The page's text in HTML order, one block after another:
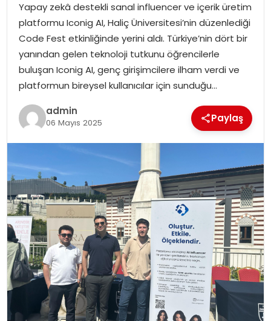
EKONOMI
MAGAZIN
TEKNOLOJI
Yapay zekâ destekli sanal influencer ve içerik üretim
platformu Iconig AI, Haliç Üniversitesi’nin düzenlediği
Code Fest etkinliğinde yerini aldı. Türkiye’nin dört bir
yanından gelen teknoloji tutkunu öğrencilerle
buluşan Iconig AI, genç girişimcilere ilham verdi ve
platformun bireysel kullanıcılar için sunduğu…
admin
06 Mayıs 2025 Paylaş